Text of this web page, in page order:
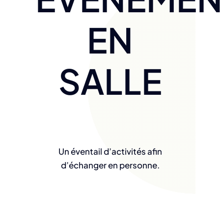
EN
SALLE
Un éventail d’activités afin
d’échanger en personne.